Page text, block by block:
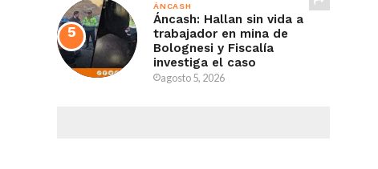
ÁNCASH
Áncash: Hallan sin vida a
trabajador en mina de
Bolognesi y Fiscalía
investiga el caso
agosto 5, 2026